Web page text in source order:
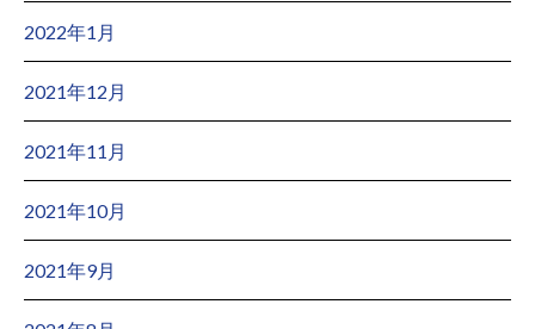
2022年1月
2021年12月
2021年11月
2021年10月
2021年9月